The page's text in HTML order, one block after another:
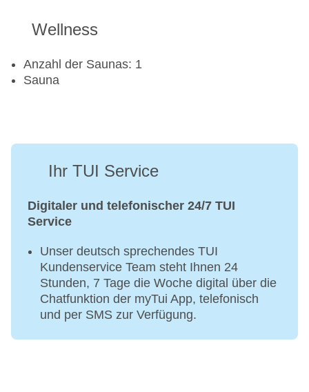
Wellness
Anzahl der Saunas: 1
Sauna
Ihr TUI Service
Digitaler und telefonischer 24/7 TUI
Service
Unser deutsch sprechendes TUI
Kundenservice Team steht Ihnen 24
Stunden, 7 Tage die Woche digital über die
Chatfunktion der myTui App, telefonisch
und per SMS zur Verfügung.